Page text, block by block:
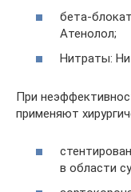
бета-
Атенолол;
Нитраты:
При
применяют
в области